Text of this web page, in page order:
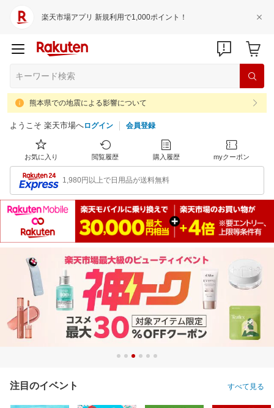
楽天市場アプリ 新規利用で1,000ポイント！
熊本県での地震による影響について
ようこそ 楽天市場へログイン 会員登録
お気に入り 閲覧履歴 購入履歴 myクーポン
1,980円以上で日用品が送料無料
注目のイベント すべて見る